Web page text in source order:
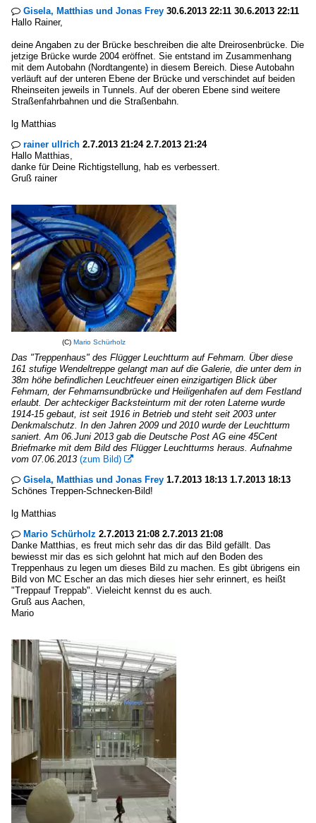
 Gisela, Matthias und Jonas Frey 30.6.2013 22:11 30.6.2013 22:11
Hallo Rainer,
deine Angaben zu der Brücke beschreiben die alte Dreirosenbrücke. Die
jetzige Brücke wurde 2004 eröffnet. Sie entstand im Zusammenhang
mit dem Autobahn (Nordtangente) in diesem Bereich. Diese Autobahn
verläuft auf der unteren Ebene der Brücke und verschindet auf beiden
Rheinseiten jeweils in Tunnels. Auf der oberen Ebene sind weitere
Straßenfahrbahnen und die Straßenbahn.
lg Matthias
 rainer ullrich 2.7.2013 21:24 2.7.2013 21:24
Hallo Matthias,
danke für Deine Richtigstellung, hab es verbessert.
Gruß rainer
(C) Mario Schürholz
Das "Treppenhaus" des Flügger Leuchtturm auf Fehmarn. Über diese
161 stufige Wendeltreppe gelangt man auf die Galerie, die unter dem in
38m höhe befindlichen Leuchtfeuer einen einzigartigen Blick über
Fehmarn, der Fehmarnsundbrücke und Heiligenhafen auf dem Festland
erlaubt. Der achteckiger Backsteinturm mit der roten Laterne wurde
1914-15 gebaut, ist seit 1916 in Betrieb und steht seit 2003 unter
Denkmalschutz. In den Jahren 2009 und 2010 wurde der Leuchtturm
saniert. Am 06.Juni 2013 gab die Deutsche Post AG eine 45Cent
Briefmarke mit dem Bild des Flügger Leuchtturms heraus. Aufnahme
vom 07.06.2013 (zum Bild) 
 Gisela, Matthias und Jonas Frey 1.7.2013 18:13 1.7.2013 18:13
Schönes Treppen-Schnecken-Bild!
lg Matthias
 Mario Schürholz 2.7.2013 21:08 2.7.2013 21:08
Danke Matthias, es freut mich sehr das dir das Bild gefällt. Das
bewiesst mir das es sich gelohnt hat mich auf den Boden des
Treppenhaus zu legen um dieses Bild zu machen. Es gibt übrigens ein
Bild von MC Escher an das mich dieses hier sehr erinnert, es heißt
"Treppauf Treppab". Vieleicht kennst du es auch.
Gruß aus Aachen,
Mario